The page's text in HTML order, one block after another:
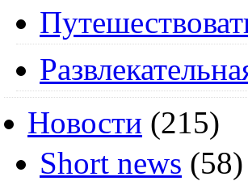
Новости (215)
Short news (58)